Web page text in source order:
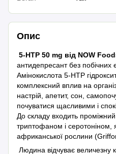
Опис
5-HTP 50 mg від NOW
антидепресант без побічних
Амінокислота 5-HTP
комплексний вплив на
настрій, апетит, сон,
почуватися щасливими і
До складу входить
триптофаном і серотоніном,
африканської рослини
Людина відчуває величезну